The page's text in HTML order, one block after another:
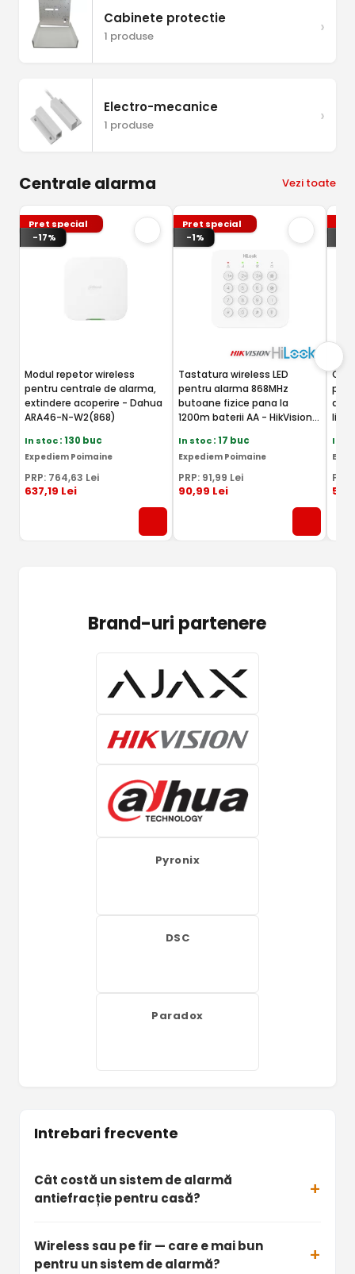
Cabinete protectie
1 produse ›
Electro-mecanice
1 produse ›
Centrale alarma Vezi toate
Pret special
-17%
Modul repetor wireless
pentru centrale de alarma,
extindere acoperire - Dahua
ARA46-N-W2(868)
In stoc: 130 buc
Expediem Poimaine
PRP: 764,63 Lei
637,19 Lei
Pret special
-1%
Tastatura wireless LED
pentru alarma 868MHz
butoane fizice pana la
1200m baterii AA - HikVision
In stoc: 17 buc
Expediem Poimaine
PRP: 91,99 Lei
90,99 Lei
litiu
In
54
Brand-uri partenere
Pyronix
DSC
Paradox
Intrebari frecvente
Cât costă un sistem de alarmă
antiefracție pentru casă?
Wireless sau pe fir — care e mai bun
pentru un sistem de alarmă?